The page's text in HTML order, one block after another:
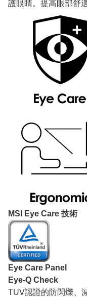
護眼睛。提高眼部舒
MSI Eye Care 技術
Eye Care Panel
Eye-Q Check
TUV認證的防閃爍、